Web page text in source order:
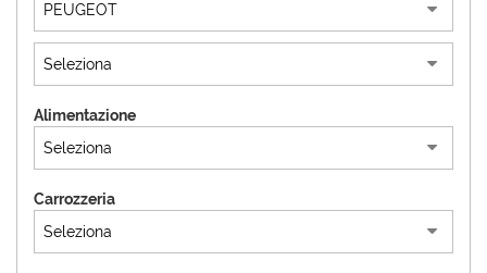
Alimentazione
Carrozzeria